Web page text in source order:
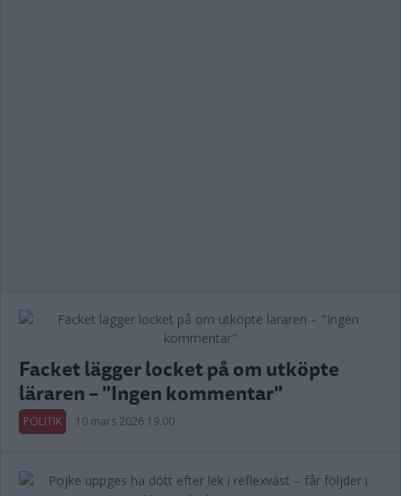
Facket lägger locket på om utköpte
läraren – "Ingen kommentar"
POLITIK 10 mars 2026 19.00